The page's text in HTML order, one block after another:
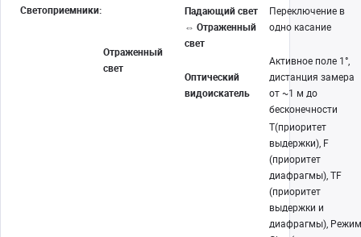
Светоприемники:
Отраженный
свет
Падающий свет
⇔ Отраженный
свет
Переключение в
одно касание
Оптический
видоискатель
Активное поле 1°,
дистанция замера
от ~1 м до
бесконечности
T(приоритет
выдержки), F
(приоритет
диафрагмы), TF
(приоритет
выдержки и
диафрагмы), Режим